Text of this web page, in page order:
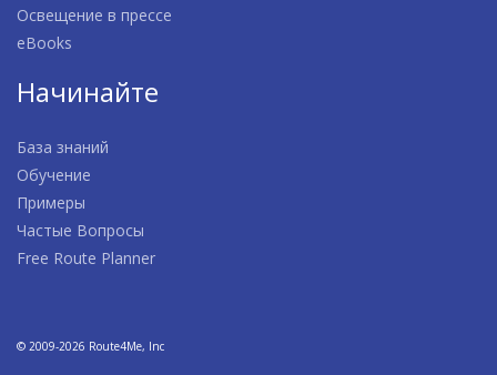
Освещение в прессе
eBooks
Начинайте
База знаний
Обучение
Примеры
Частые Вопросы
Free Route Planner
© 2009-2026 Route4Me, Inc